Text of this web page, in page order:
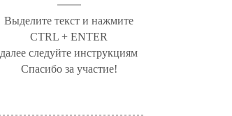
Выделите текст и нажмите
CTRL + ENTER
далее следуйте инструкциям
Спасибо за участие!